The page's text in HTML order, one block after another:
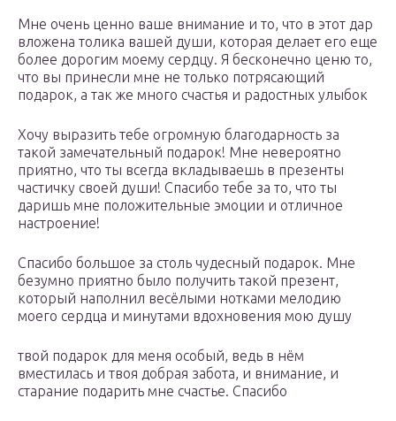
Мне очень ценно ваше внимание и то, что в этот дар
вложена толика вашей души, которая делает его еще
более дорогим моему сердцу. Я бесконечно ценю то,
что вы принесли мне не только потрясающий
подарок, а так же много счастья и радостных улыбок
Хочу выразить тебе огромную благодарность за
такой замечательный подарок! Мне невероятно
приятно, что ты всегда вкладываешь в презенты
частичку своей души! Спасибо тебе за то, что ты
даришь мне положительные эмоции и отличное
настроение!
Спасибо большое за столь чудесный подарок. Мне
безумно приятно было получить такой презент,
который наполнил весёлыми нотками мелодию
моего сердца и минутами вдохновения мою душу
твой подарок для меня особый, ведь в нём
вместилась и твоя добрая забота, и внимание, и
старание подарить мне счастье. Спасибо